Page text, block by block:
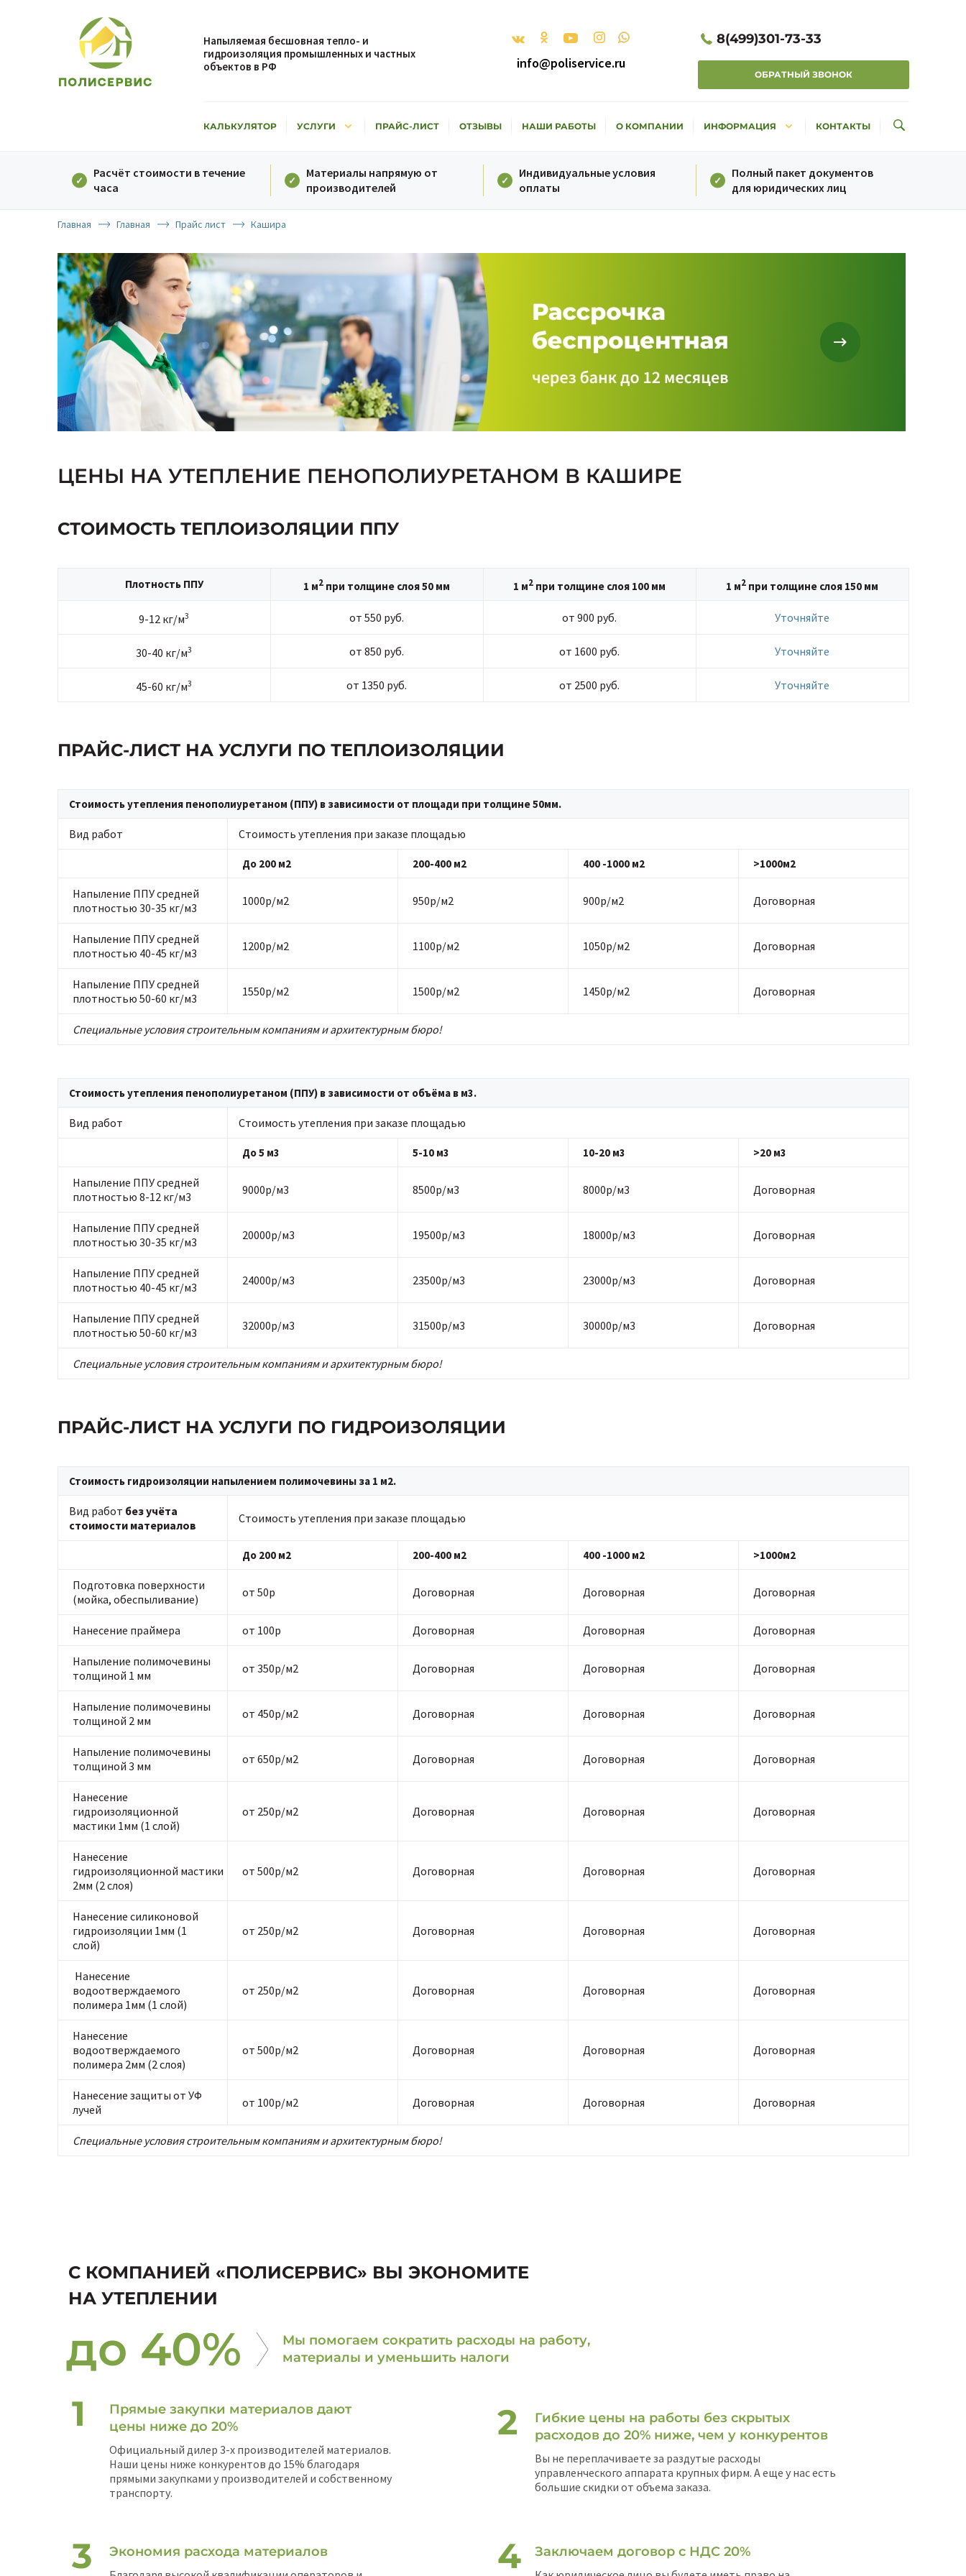
Напыляемая бесшовная тепло- и
гидроизоляция промышленных и частных
объектов в РФ
info@poliservice.ru
8(499)301-73-33
ОБРАТНЫЙ ЗВОНОК
КАЛЬКУЛЯТОР УСЛУГИ keyboard_arrow_down ПРАЙС-ЛИСТ ОТЗЫВЫ НАШИ РАБОТЫ О КОМПАНИИ ИНФОРМАЦИЯ keyboard_arrow_down КОНТАКТЫ
Расчёт стоимости в течение
часа
Материалы напрямую от
производителей
Индивидуальные условия
оплаты
Полный пакет документов
для юридических лиц
Главная Главная Прайс лист Кашира
ЦЕНЫ НА УТЕПЛЕНИЕ ПЕНОПОЛИУРЕТАНОМ В КАШИРЕ
СТОИМОСТЬ ТЕПЛОИЗОЛЯЦИИ ППУ
Плотность ППУ 1 м2 при толщине слоя 50 мм 1 м2 при толщине слоя 100 мм 1 м2 при толщине слоя 150 мм
9-12 кг/м3 от 550 руб. от 900 руб. Уточняйте
30-40 кг/м3 от 850 руб. от 1600 руб. Уточняйте
45-60 кг/м3 от 1350 руб. от 2500 руб. Уточняйте
ПРАЙС-ЛИСТ НА УСЛУГИ ПО ТЕПЛОИЗОЛЯЦИИ
Стоимость утепления пенополиуретаном (ППУ) в зависимости от площади при толщине 50мм.
Вид работ Стоимость утепления при заказе площадью
До 200 м2 200-400 м2 400 -1000 м2 >1000м2
Напыление ППУ средней
плотностью 30-35 кг/м3
1000р/м2 950р/м2 900р/м2 Договорная
Напыление ППУ средней
плотностью 40-45 кг/м3
1200р/м2 1100р/м2 1050р/м2 Договорная
Напыление ППУ средней
плотностью 50-60 кг/м3
1550р/м2 1500р/м2 1450р/м2 Договорная
Специальные условия строительным компаниям и архитектурным бюро!
Стоимость утепления пенополиуретаном (ППУ) в зависимости от объёма в м3.
Вид работ Стоимость утепления при заказе площадью
До 5 м3 5-10 м3 10-20 м3 >20 м3
Напыление ППУ средней
плотностью 8-12 кг/м3
9000р/м3 8500р/м3 8000р/м3 Договорная
Напыление ППУ средней
плотностью 30-35 кг/м3
20000р/м3 19500р/м3 18000р/м3 Договорная
Напыление ППУ средней
плотностью 40-45 кг/м3
24000р/м3 23500р/м3 23000р/м3 Договорная
Напыление ППУ средней
плотностью 50-60 кг/м3
32000р/м3 31500р/м3 30000р/м3 Договорная
Специальные условия строительным компаниям и архитектурным бюро!
ПРАЙС-ЛИСТ НА УСЛУГИ ПО ГИДРОИЗОЛЯЦИИ
Стоимость гидроизоляции напылением полимочевины за 1 м2.
Вид работ без учёта
стоимости материалов
Стоимость утепления при заказе площадью
До 200 м2 200-400 м2 400 -1000 м2 >1000м2
Подготовка поверхности
(мойка, обеспыливание)
от 50р Договорная Договорная Договорная
Нанесение праймера от 100р Договорная Договорная Договорная
Напыление полимочевины
толщиной 1 мм
от 350р/м2 Договорная Договорная Договорная
Напыление полимочевины
толщиной 2 мм
от 450р/м2 Договорная Договорная Договорная
Напыление полимочевины
толщиной 3 мм
от 650р/м2 Договорная Договорная Договорная
Нанесение
гидроизоляционной
мастики 1мм (1 слой)
от 250р/м2 Договорная Договорная Договорная
Нанесение
гидроизоляционной мастики
2мм (2 слоя)
от 500р/м2 Договорная Договорная Договорная
Нанесение силиконовой
гидроизоляции 1мм (1
слой)
от 250р/м2 Договорная Договорная Договорная
Нанесение
водоотверждаемого
полимера 1мм (1 слой)
от 250р/м2 Договорная Договорная Договорная
Нанесение
водоотверждаемого
полимера 2мм (2 слоя)
от 500р/м2 Договорная Договорная Договорная
Нанесение защиты от УФ
лучей
от 100р/м2 Договорная Договорная Договорная
Специальные условия строительным компаниям и архитектурным бюро!
С КОМПАНИЕЙ «ПОЛИСЕРВИС» ВЫ ЭКОНОМИТЕ
НА УТЕПЛЕНИИ
до 40%
Мы помогаем сократить расходы на работу,
материалы и уменьшить налоги
Прямые закупки материалов дают
цены ниже до 20%
Официальный дилер 3-х производителей материалов.
Наши цены ниже конкурентов до 15% благодаря
прямыми закупками у производителей и собственному
транспорту.
Гибкие цены на работы без скрытых
расходов до 20% ниже, чем у конкурентов
Вы не переплачиваете за раздутые расходы
управленческого аппарата крупных фирм. А еще у нас есть
большие скидки от объема заказа.
Экономия расхода материалов Заключаем договор с НДС 20%